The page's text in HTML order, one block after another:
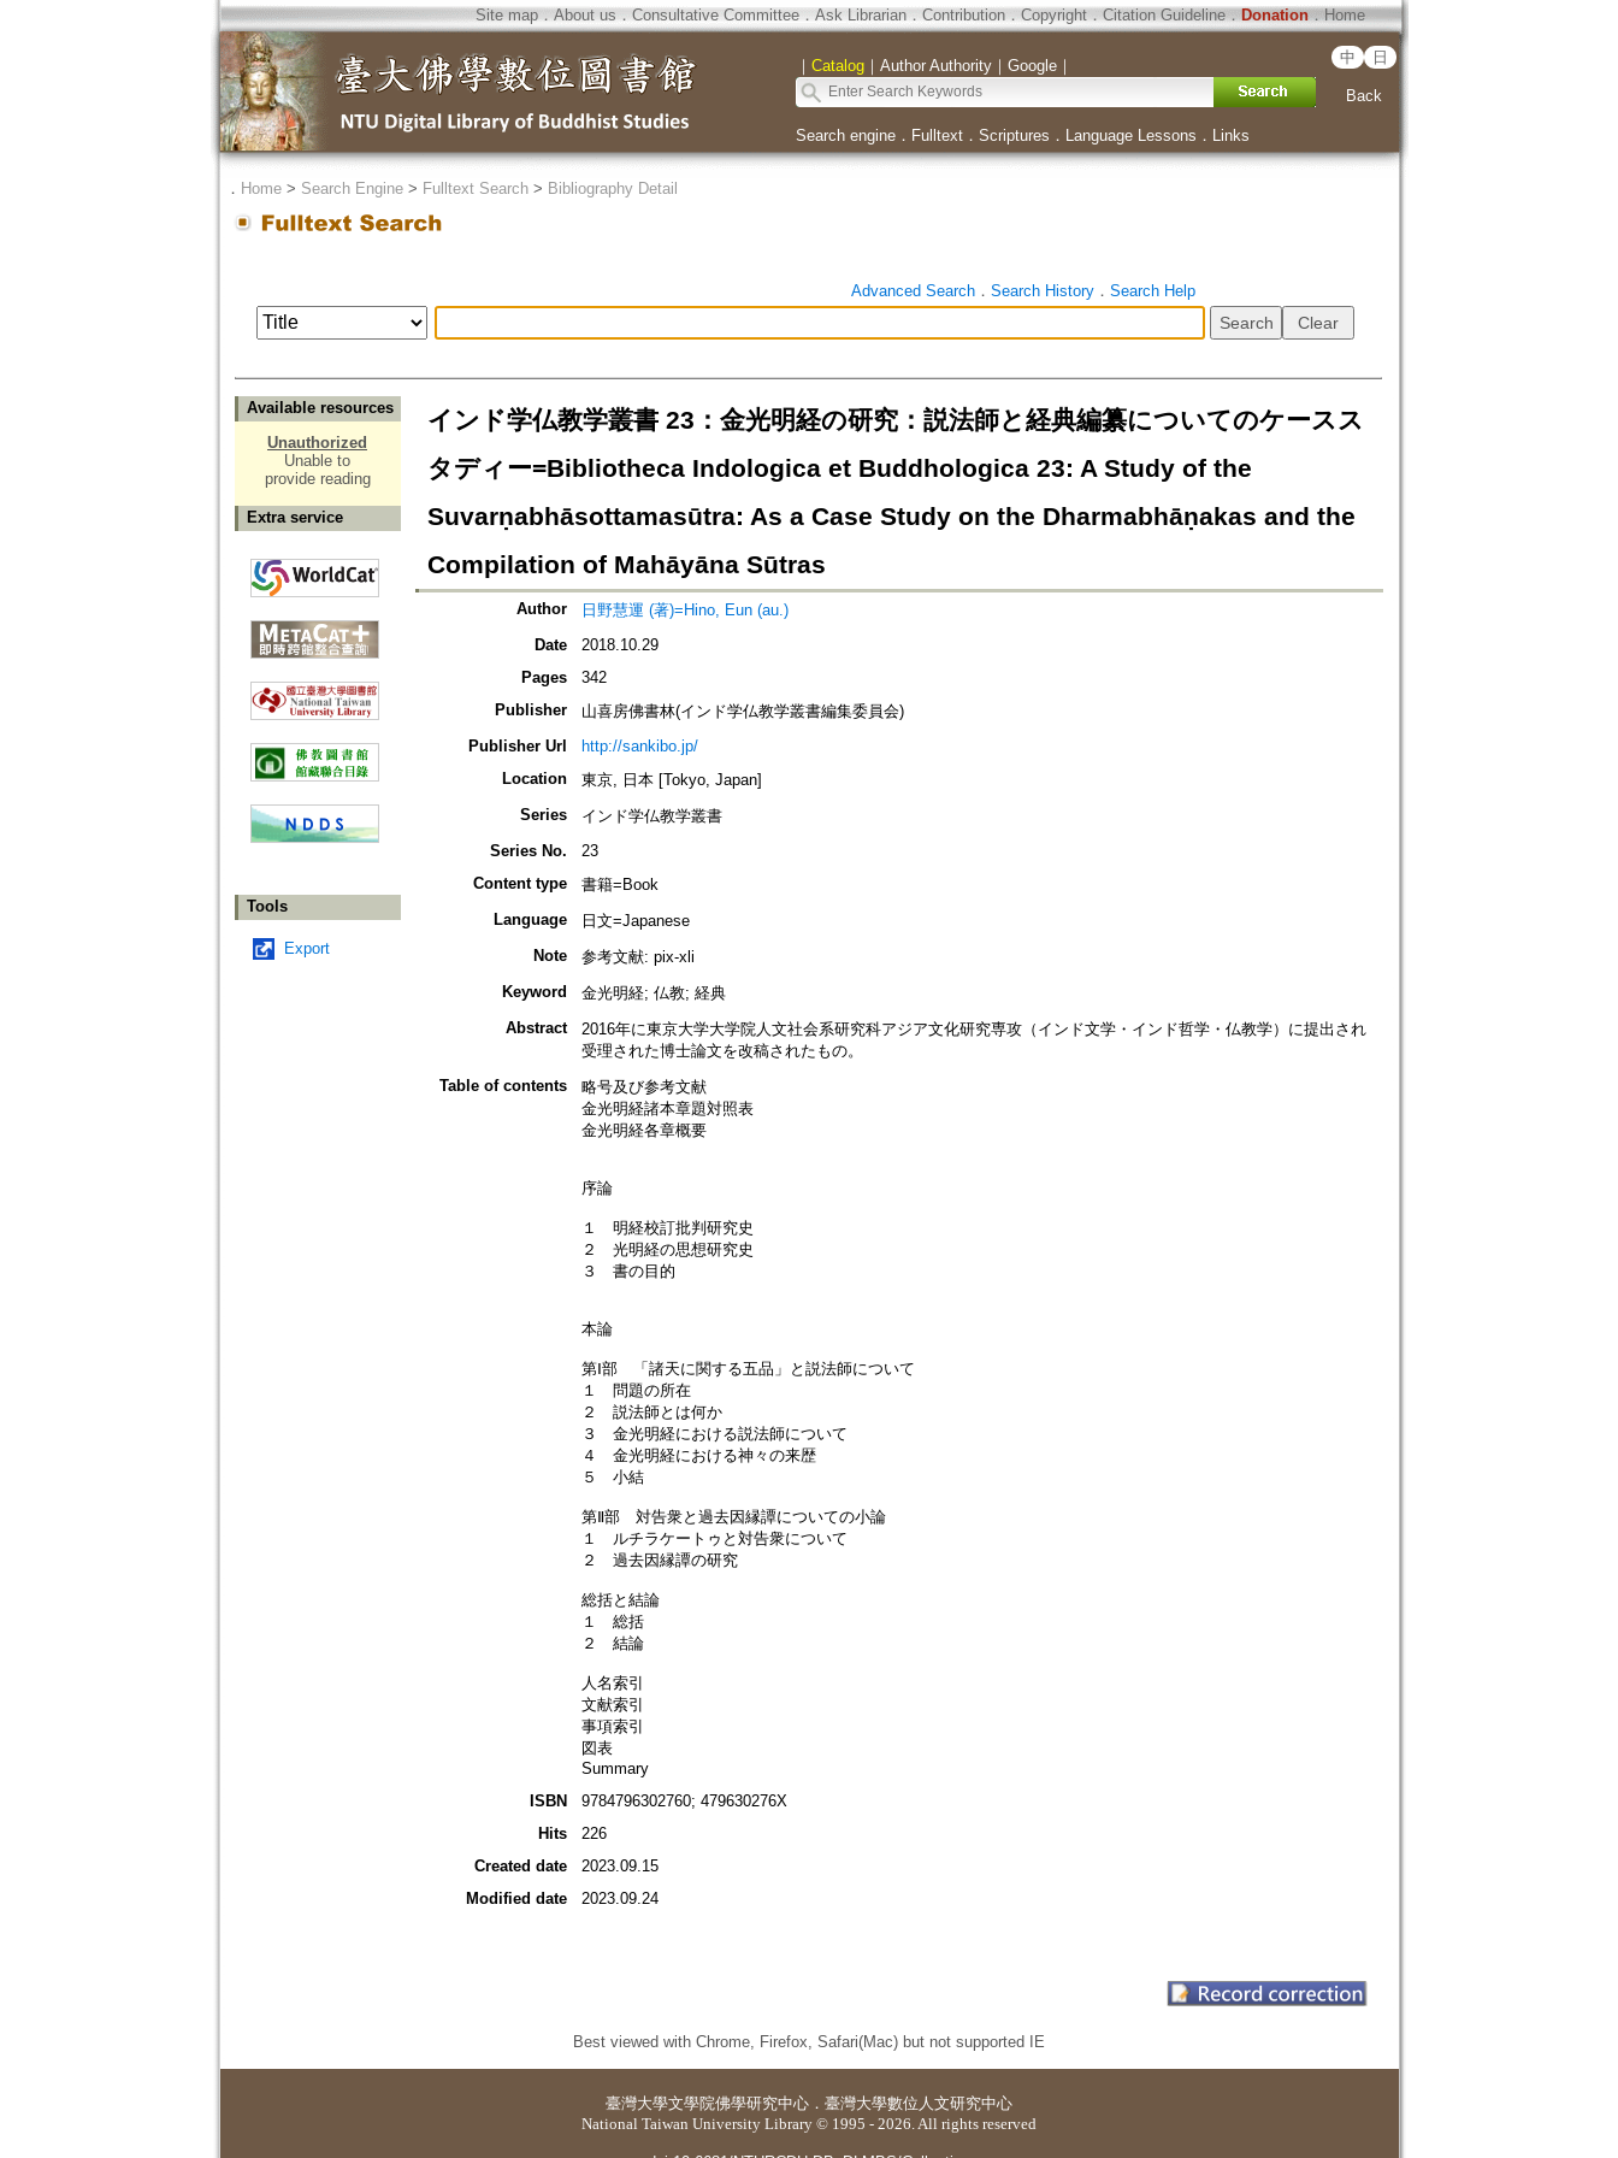
Site map．About us ． Consultative Committee． Ask Librarian． Contribution．Copyright．Citation Guideline． Donation．Home
｜ Catalog｜ Author Authority｜ Google｜ 中 日
Back
Search engine． Fulltext． Scriptures ． Language Lessons ． Links
． Home> Search Engine> Fulltext Search> Bibliography Detail
Advanced Search． Search History． Search Help
Available resources
Unauthorized
Unable to
provide reading
Extra service
Tools
Export
インド学仏教学叢書 23：金光明経の研究：説法師と経典編纂についてのケースス
タディー=Bibliotheca Indologica et Buddhologica 23: A Study of the
Suvarṇabhāsottamasūtra: As a Case Study on the Dharmabhāṇakas and the
Compilation of Mahāyāna Sūtras
Author
日野慧運 (著)=Hino, Eun (au.)
Date
2018.10.29
Pages
342
Publisher
山喜房佛書林(インド学仏教学叢書編集委員会)
Publisher Url
http://sankibo.jp/
Location
東京, 日本 [Tokyo, Japan]
Series
インド学仏教学叢書
Series No.
23
Content type
書籍=Book
Language
日文=Japanese
Note
参考文献: pix-xli
Keyword
金光明経; 仏教; 経典
Abstract
2016年に東京大学大学院人文社会系研究科アジア文化研究専攻（インド文学・インド哲学・仏教学）に提出され
受理された博士論文を改稿されたもの。
Table of contents
略号及び参考文献
金光明経諸本章題対照表
金光明経各章概要
序論
１ 明経校訂批判研究史
２ 光明経の思想研究史
３ 書の目的
本論
第Ⅰ部 「諸天に関する五品」と説法師について
１ 問題の所在
２ 説法師とは何か
３ 金光明経における説法師について
４ 金光明経における神々の来歴
５ 小結
第Ⅱ部 対告衆と過去因縁譚についての小論
１ ルチラケートゥと対告衆について
２ 過去因縁譚の研究
総括と結論
１ 総括
２ 結論
人名索引
文献索引
事項索引
図表
Summary
ISBN
9784796302760; 479630276X
Hits
226
Created date
2023.09.15
Modified date
2023.09.24
Best viewed with Chrome, Firefox, Safari(Mac) but not supported IE
臺灣大學文學院佛學研究中心 ． 臺灣大學數位人文研究中心
National Taiwan University Library © 1995 - 2026. All rights reserved